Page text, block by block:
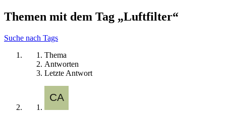
Themen mit dem Tag „Luftfilter“
Suche nach Tags
Thema
Antworten
Letzte Antwort